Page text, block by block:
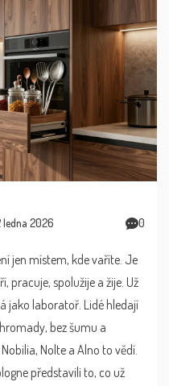
ledna 2026 0
jen místem, kde vaříte. Je
pracuje, spolužije a žije. Už
jako laboratoř. Lidé hledají
bez šumu a
Nolte a Alno to vědí.
představili to, co už